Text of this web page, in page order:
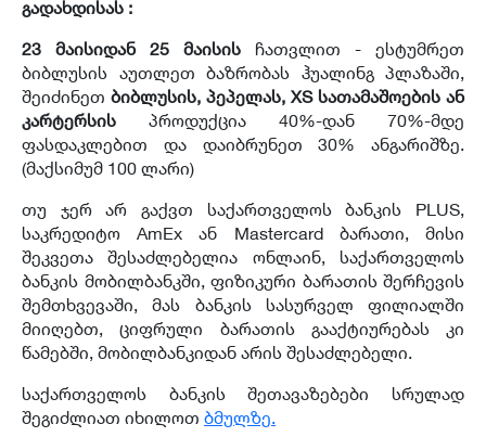
გადახდისას :
23 მაისიდან 25 მაისის ჩათვლით - ესტუმრეთ
ბიბლუსის აუთლეთ ბაზრობას ჰუალინგ პლაზაში,
შეიძინეთ ბიბლუსის, პეპელას, XS სათამაშოების ან
კარტერსის პროდუქცია 40%-დან 70%-მდე
ფასდაკლებით და დაიბრუნეთ 30% ანგარიშზე.
(მაქსიმუმ 100 ლარი)
თუ ჯერ არ გაქვთ საქართველოს ბანკის PLUS,
საკრედიტო AmEx ან Mastercard ბარათი, მისი
შეკვეთა შესაძლებელია ონლაინ, საქართველოს
ბანკის მობილბანკში, ფიზიკური ბარათის შერჩევის
შემთხვევაში, მას ბანკის სასურველ ფილიალში
მიიღებთ, ციფრული ბარათის გააქტიურებას კი
წამებში, მობილბანკიდან არის შესაძლებელი.
საქართველოს ბანკის შეთავაზებები სრულად
შეგიძლიათ იხილოთ ბმულზე.